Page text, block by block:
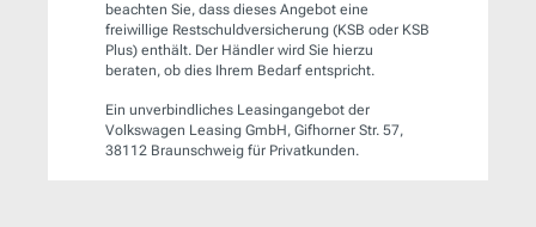
beachten Sie, dass dieses Angebot eine
freiwillige Restschuldversicherung (KSB oder KSB
Plus) enthält. Der Händler wird Sie hierzu
beraten, ob dies Ihrem Bedarf entspricht.
Ein unverbindliches Leasingangebot der
Volkswagen Leasing GmbH, Gifhorner Str. 57,
38112 Braunschweig für Privatkunden.